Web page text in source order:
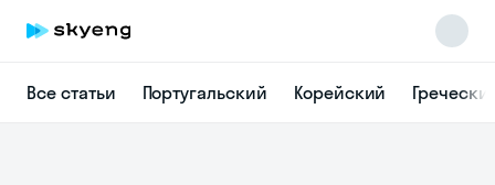
Все статьи Португальский Корейский